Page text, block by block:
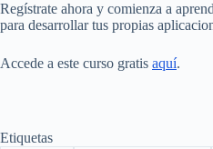
Regístrate ahora y comienza a
para desarrollar tus propias
Accede a este curso gratis aquí.
Etiquetas